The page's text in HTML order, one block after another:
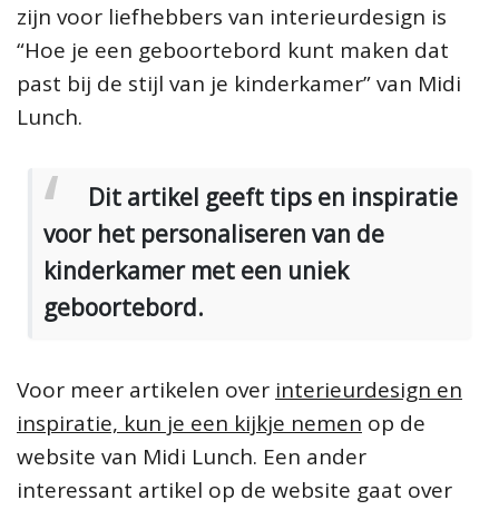
zijn voor liefhebbers van interieurdesign is
“Hoe je een geboortebord kunt maken dat
past bij de stijl van je kinderkamer” van Midi
Lunch.
Dit artikel geeft tips en inspiratie
voor het personaliseren van de
kinderkamer met een uniek
geboortebord.
Voor meer artikelen over interieurdesign en
inspiratie, kun je een kijkje nemen op de
website van Midi Lunch. Een ander
interessant artikel op de website gaat over